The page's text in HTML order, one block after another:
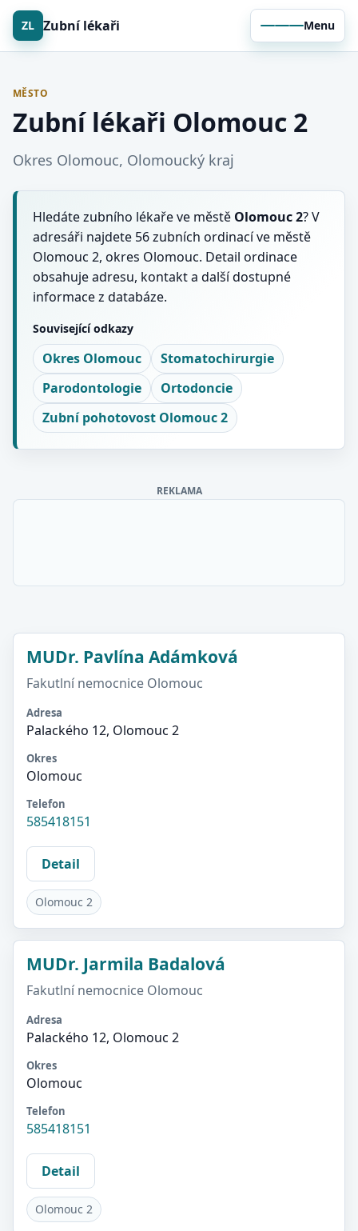
ZL Zubní lékaři Menu
MĚSTO
Zubní lékaři Olomouc 2
Okres Olomouc, Olomoucký kraj
Hledáte zubního lékaře ve městě Olomouc 2? V
adresáři najdete 56 zubních ordinací ve městě
Olomouc 2, okres Olomouc. Detail ordinace
obsahuje adresu, kontakt a další dostupné
informace z databáze.
Související odkazy
Okres Olomouc
Stomatochirurgie
Parodontologie
Ortodoncie
Zubní pohotovost Olomouc 2
REKLAMA
MUDr. Pavlína Adámková
Fakutlní nemocnice Olomouc
Adresa
Palackého 12, Olomouc 2
Okres
Olomouc
Telefon
585418151
Detail
Olomouc 2
MUDr. Jarmila Badalová
Fakutlní nemocnice Olomouc
Adresa
Palackého 12, Olomouc 2
Okres
Olomouc
Telefon
585418151
Detail
Olomouc 2